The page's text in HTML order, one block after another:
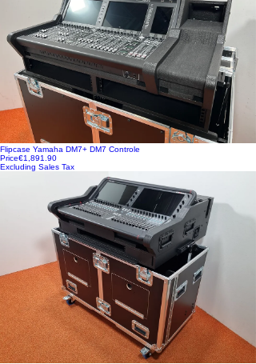
Flipcase Yamaha DM7+ DM7 Controle
Price€1,891.90
Excluding Sales Tax